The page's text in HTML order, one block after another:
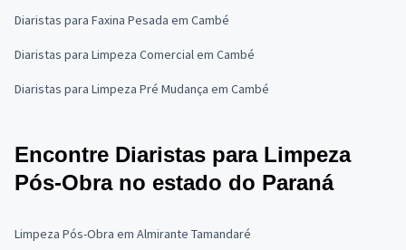
Diaristas para Faxina Pesada em Cambé
Diaristas para Limpeza Comercial em Cambé
Diaristas para Limpeza Pré Mudança em Cambé
Encontre Diaristas para Limpeza
Pós-Obra no estado do Paraná
Limpeza Pós-Obra em Almirante Tamandaré